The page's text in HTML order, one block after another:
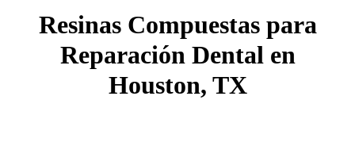
Resinas Compuestas para
Reparación Dental en
Houston, TX